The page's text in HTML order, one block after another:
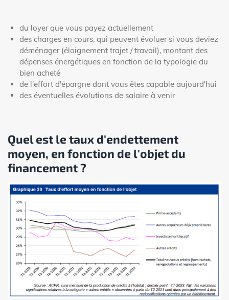
du loyer que vous payez actuellement
des charges en cours, qui peuvent évoluer si vous deviez
déménager (éloignement trajet / travail), montant des
dépenses énergétiques en fonction de la typologie du
bien acheté
de l'effort d'épargne dont vous êtes capable aujourd'hui
des éventuelles évolutions de salaire à venir
Quel est le taux d'endettement
moyen, en fonction de l'objet du
financement ?